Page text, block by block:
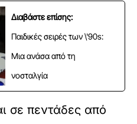
Διαβάστε επίσης:
Παιδικές σειρές των \'90s:
Μια ανάσα από τη
νοσταλγία
σε πεντάδες από